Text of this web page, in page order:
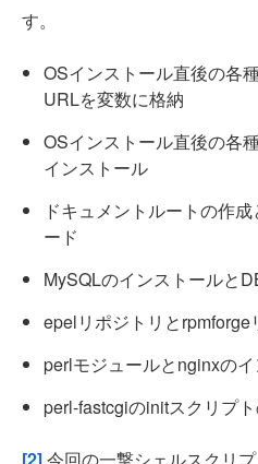
す。
OSインストール直後の各
URLを変数に格納
OSインストール直後の各
インストール
ドキュメントルートの作
ード
MySQLのインストールと
epelリポジトリと
perlモジュールとnginxの
perl-fastcgiのinitスクリプ
[2]今回の一撃シェルスクリ